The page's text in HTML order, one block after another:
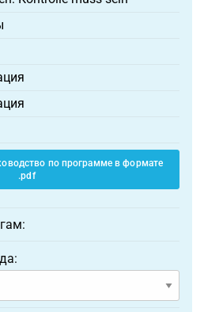
по программе в формате
.pdf